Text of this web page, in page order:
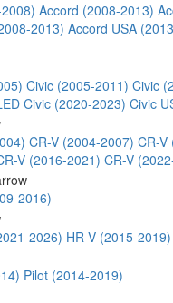
Accord (2008-2013)
2013) Accord USA
Civic (2005-2011) Civic
Civic (2020-2023) Civic
CR-V (2004-2007) CR-V
V (2016-2021) CR-V
2016)
2026) HR-V (2015-2019)
Pilot (2014-2019)